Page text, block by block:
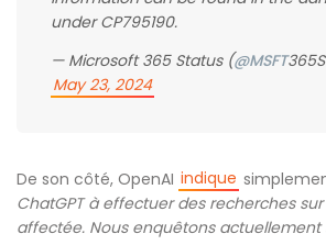
under CP795190.
— Microsoft 365 Status (@MSFT
May 23, 2024
De son côté, OpenAI indique
ChatGPT à effectuer des recherches
affectée. Nous enquêtons actuellement